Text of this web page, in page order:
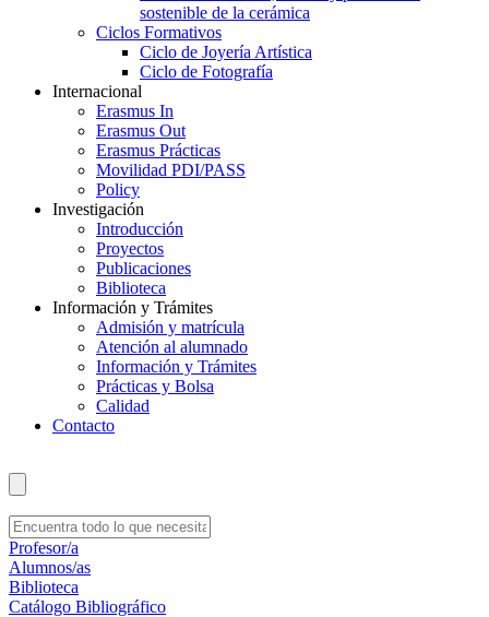
sostenible de la cerámica
Ciclos Formativos
Ciclo de Joyería Artística
Ciclo de Fotografía
Internacional
Erasmus In
Erasmus Out
Erasmus Prácticas
Movilidad PDI/PASS
Policy
Investigación
Introducción
Proyectos
Publicaciones
Biblioteca
Información y Trámites
Admisión y matrícula
Atención al alumnado
Información y Trámites
Prácticas y Bolsa
Calidad
Contacto
Profesor/a
Alumnos/as
Biblioteca
Catálogo Bibliográfico